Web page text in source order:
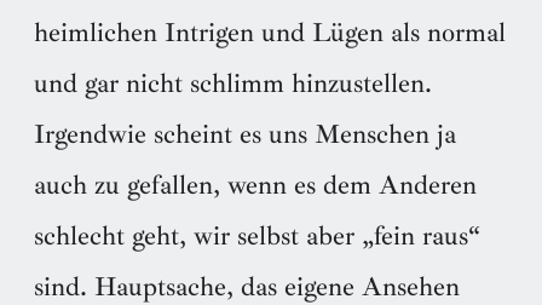
heimlichen Intrigen und Lügen als normal
und gar nicht schlimm hinzustellen.
Irgendwie scheint es uns Menschen ja
auch zu gefallen, wenn es dem Anderen
schlecht geht, wir selbst aber „fein raus“
sind. Hauptsache, das eigene Ansehen